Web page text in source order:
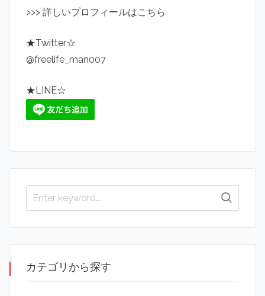
>>> 詳しいプロフィールはこちら
★Twitter☆
@freelife_man007
★LINE☆
カテゴリから探す